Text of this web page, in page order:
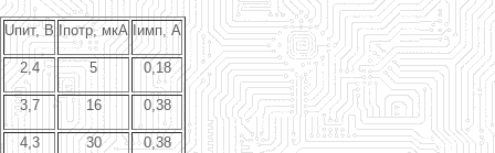
Uпит, В Iпотр, мкА Iимп, А
2,4 5 0,18
3,7 16 0,38
4,3 30 0,38